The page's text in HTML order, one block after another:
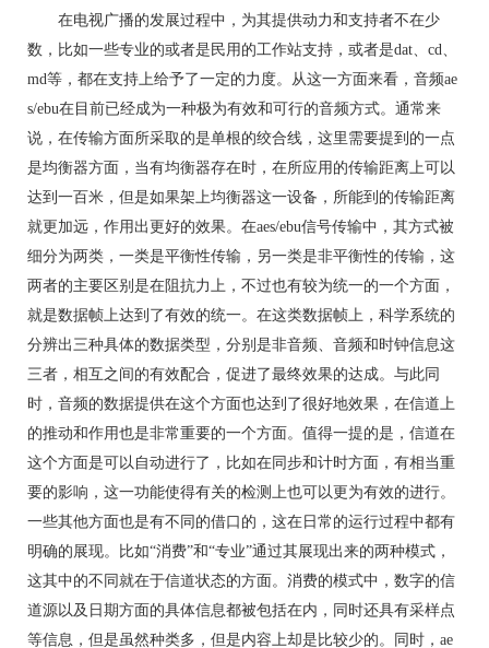
在电视广播的发展过程中，为其提供动力和支持者不在少
数，比如一些专业的或者是民用的工作站支持，或者是dat、cd、
md等，都在支持上给予了一定的力度。从这一方面来看，音频ae
s/ebu在目前已经成为一种极为有效和可行的音频方式。通常来
说，在传输方面所采取的是单根的绞合线，这里需要提到的一点
是均衡器方面，当有均衡器存在时，在所应用的传输距离上可以
达到一百米，但是如果架上均衡器这一设备，所能到的传输距离
就更加远，作用出更好的效果。在aes/ebu信号传输中，其方式被
细分为两类，一类是平衡性传输，另一类是非平衡性的传输，这
两者的主要区别是在阻抗力上，不过也有较为统一的一个方面，
就是数据帧上达到了有效的统一。在这类数据帧上，科学系统的
分辨出三种具体的数据类型，分别是非音频、音频和时钟信息这
三者，相互之间的有效配合，促进了最终效果的达成。与此同
时，音频的数据提供在这个方面也达到了很好地效果，在信道上
的推动和作用也是非常重要的一个方面。值得一提的是，信道在
这个方面是可以自动进行了，比如在同步和计时方面，有相当重
要的影响，这一功能使得有关的检测上也可以更为有效的进行。
一些其他方面也是有不同的借口的，这在日常的运行过程中都有
明确的展现。比如“消费”和“专业”通过其展现出来的两种模式，
这其中的不同就在于信道状态的方面。消费的模式中，数字的信
道源以及日期方面的具体信息都被包括在内，同时还具有采样点
等信息，但是虽然种类多，但是内容上却是比较少的。同时，ae